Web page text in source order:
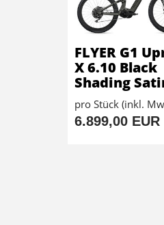
FLYER G1
X 6.10 Black
Shading
pro Stück (inkl.
6.899,00 EUR